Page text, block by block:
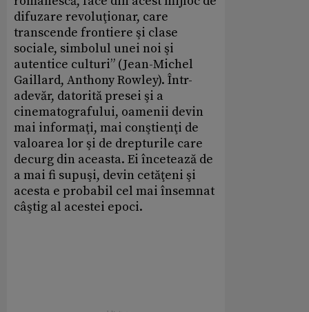
difuzare revoluţionar, care
transcende frontiere şi clase
sociale, simbolul unei noi şi
autentice culturi” (Jean-Michel
Gaillard, Anthony Rowley). Într-
adevăr, datorită presei şi a
cinematografului, oamenii devin
mai informaţi, mai conştienţi de
valoarea lor şi de drepturile care
decurg din aceasta. Ei încetează de
a mai fi supuşi, devin cetăţeni şi
acesta e probabil cel mai însemnat
câştig al acestei epoci.